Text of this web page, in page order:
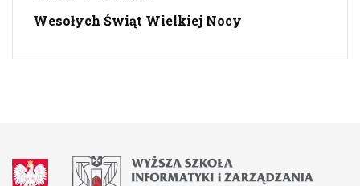
Wesołych Świąt Wielkiej Nocy